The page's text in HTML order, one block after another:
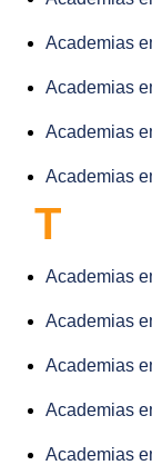
Academias
Academias
Academias
Academias
T
Academias
Academias
Academias
Academias
Academias